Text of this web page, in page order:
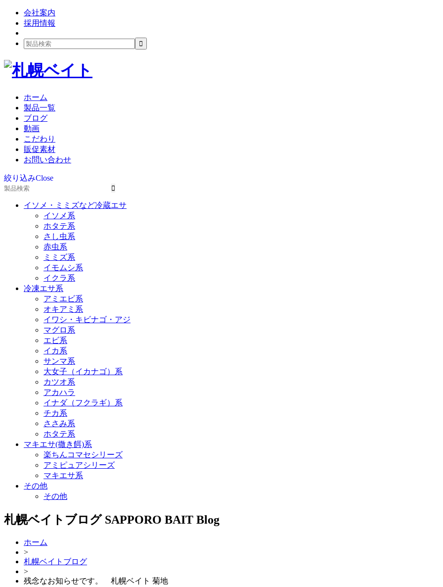
会社案内
採用情報
ホーム
製品一覧
ブログ
動画
こだわり
販促素材
お問い合わせ
絞り込みClose
イソメ・ミミズなど冷蔵エサ
イソメ系
ホタテ系
さし虫系
赤虫系
ミミズ系
イモムシ系
イクラ系
冷凍エサ系
アミエビ系
オキアミ系
イワシ・キビナゴ・アジ
マグロ系
エビ系
イカ系
サンマ系
大女子（イカナゴ）系
カツオ系
アカハラ
イナダ（フクラギ）系
チカ系
ささみ系
ホタテ系
マキエサ(撒き餌)系
楽ちんコマセシリーズ
アミピュアシリーズ
マキエサ系
その他
その他
札幌ベイトブログ SAPPORO BAIT Blog
ホーム
>
札幌ベイトブログ
>
残念なお知らせです。 札幌ベイト 菊地